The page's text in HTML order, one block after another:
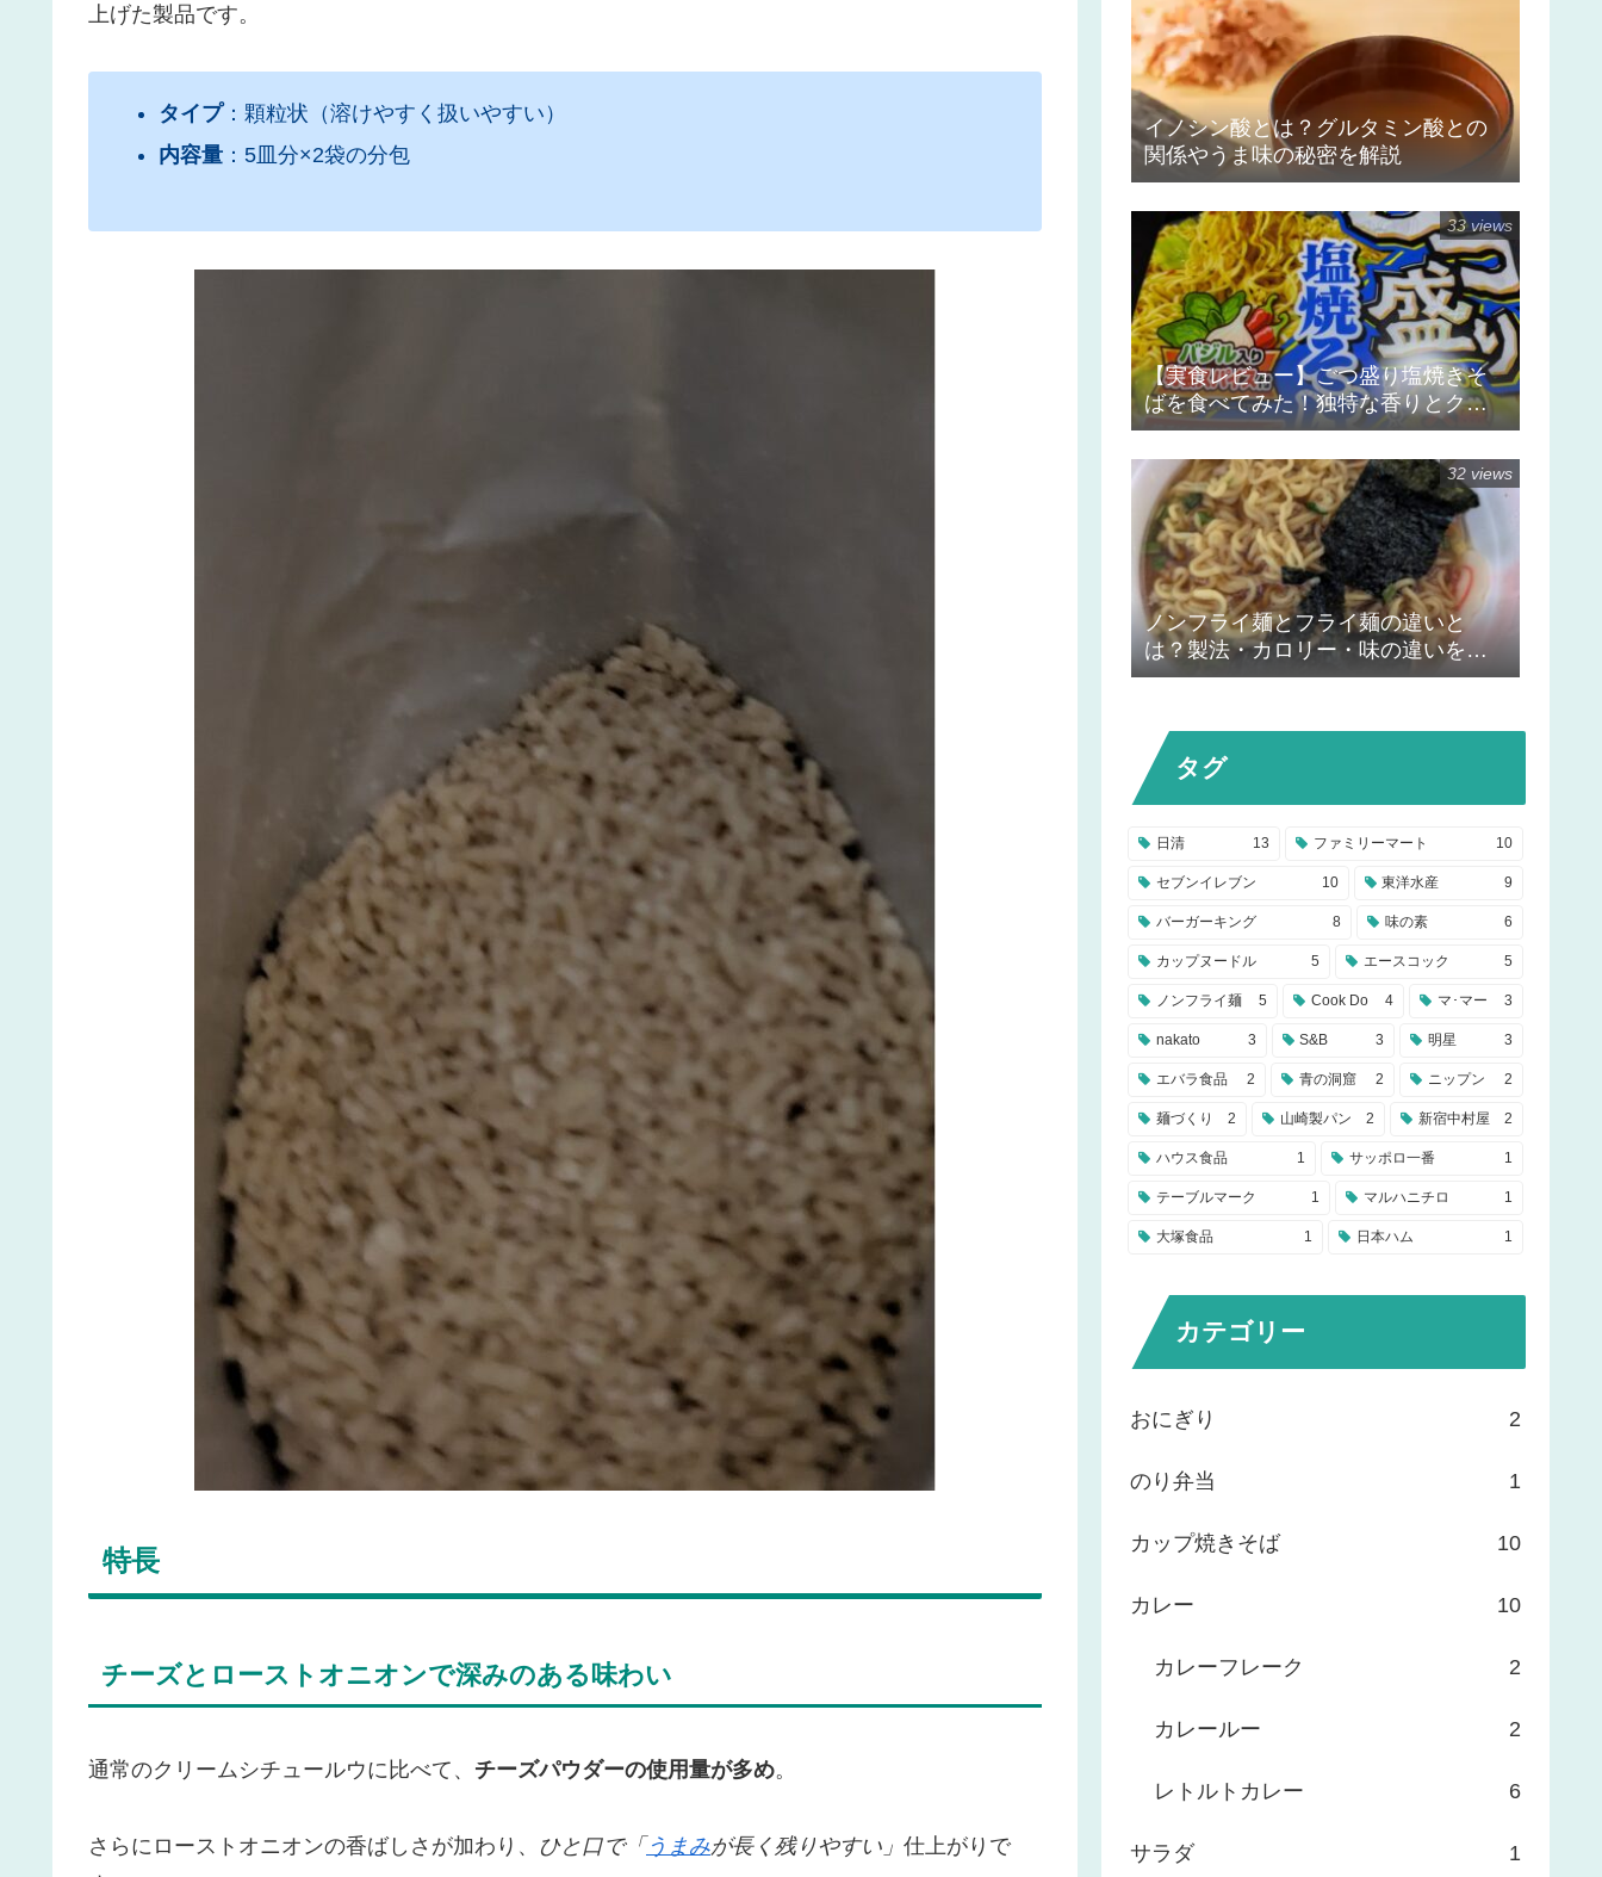
上げた製品です。
タイプ：顆粒状（溶けやすく扱いやすい）
内容量：5皿分×2袋の分包
特長
チーズとローストオニオンで深みのある味わい
通常のクリームシチュールウに比べて、 チーズパウダーの使用量が多め。
さらにローストオニオンの香ばしさが加わり、 ひと口で「 うまみが長く残りやすい」 仕上がりで
イノシン酸とは？グルタミン酸との
関係やうま味の秘密を解説
【実食レビュー】ごつ盛り塩焼きそ
ばを食べてみた！独特な香りとクセ
になる後味が印象的
33 views
ノンフライ麺とフライ麺の違いと
は？製法・カロリー・味の違いをや
さしく解説
32 views
タグ
日清 13 ファミリーマート 10
セブンイレブン 10 東洋水産 9
バーガーキング 8 味の素 6
カップヌードル 5 エースコック 5
ノンフライ麺 5 Cook Do 4 マ･マー 3
nakato 3 S&B 3 明星 3
エバラ食品 2 青の洞窟 2 ニップン 2
麺づくり 2 山崎製パン 2 新宿中村屋 2
ハウス食品 1 サッポロ一番 1
テーブルマーク 1 マルハニチロ 1
大塚食品 1 日本ハム 1
カテゴリー
おにぎり 2
のり弁当 1
カップ焼きそば 10
カレー 10
カレーフレーク 2
カレールー 2
レトルトカレー 6
サラダ 1